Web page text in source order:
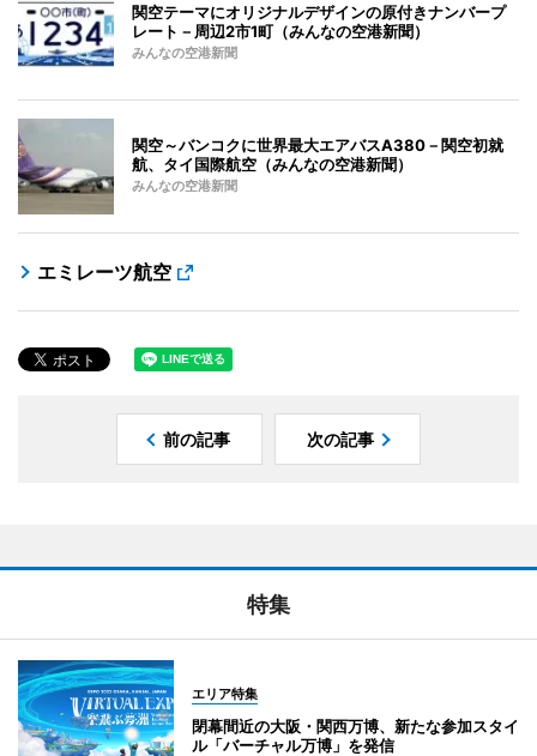
関空テーマにオリジナルデザインの原付きナンバープ
レート－周辺2市1町（みんなの空港新聞）
みんなの空港新聞
関空～バンコクに世界最大エアバスA380－関空初就
航、タイ国際航空（みんなの空港新聞）
みんなの空港新聞
エミレーツ航空
前の記事 次の記事
特集
エリア特集
閉幕間近の大阪・関西万博、新たな参加スタイ
ル「バーチャル万博」を発信